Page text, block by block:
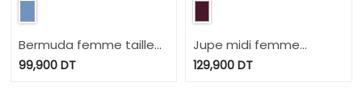
Bermuda femme taille
haute en jeans -BADIRA
99,900DT
Jupe midi femme
boutonnée en velours
129,900 DT